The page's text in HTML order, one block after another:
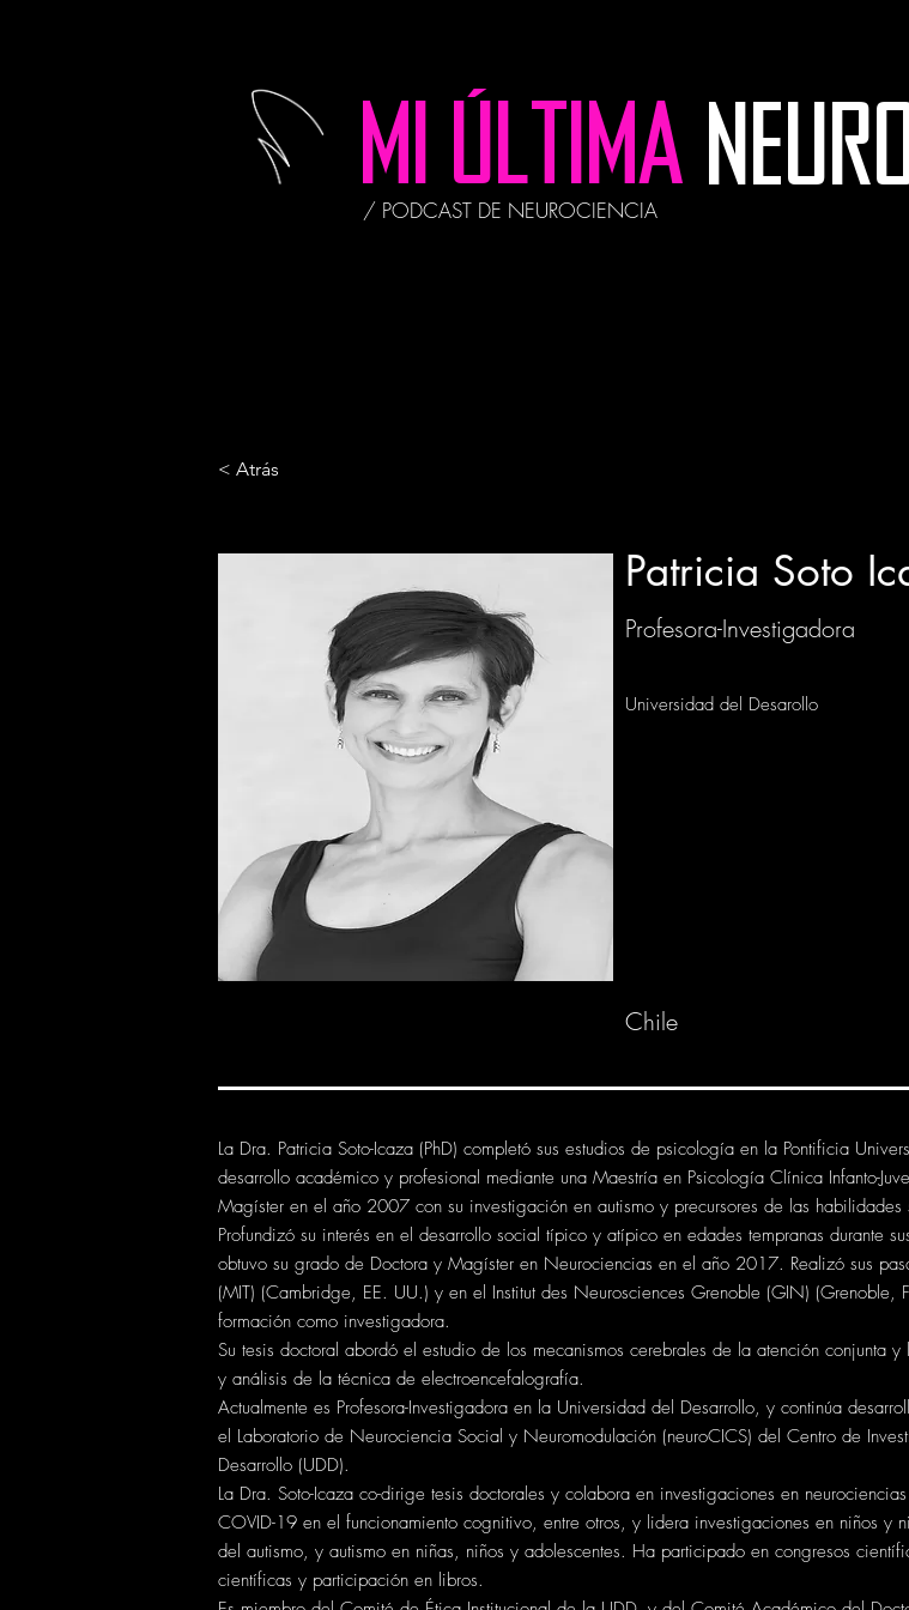
MI ÚLTIMA
/ PODCAST DE NEUROCIENCIA
< Atrás
Patricia Soto
Profesora-Investigadora
Universidad del Desarollo
Chile
La Dra. Patricia Soto-Icaza (PhD) completó sus estudios de psicología en la Pontificia
desarrollo académico y profesional mediante una Maestría en Psicología Clínica Infanto-
Magíster en el año 2007 con su investigación en autismo y precursores de las habilidades
Profundizó su interés en el desarrollo social típico y atípico en edades tempranas durante
obtuvo su grado de Doctora y Magíster en Neurociencias en el año 2017. Realizó sus
(MIT) (Cambridge, EE. UU.) y en el Institut des Neurosciences Grenoble (GIN) (Grenoble,
formación como investigadora.
Su tesis doctoral abordó el estudio de los mecanismos cerebrales de la atención conjunta
y análisis de la técnica de electroencefalografía.
Actualmente es Profesora-Investigadora en la Universidad del Desarrollo, y continúa
el Laboratorio de Neurociencia Social y Neuromodulación (neuroCICS) del Centro de
Desarrollo (UDD).
La Dra. Soto-Icaza co-dirige tesis doctorales y colabora en investigaciones en
COVID-19 en el funcionamiento cognitivo, entre otros, y lidera investigaciones en niños y
del autismo, y autismo en niñas, niños y adolescentes. Ha participado en congresos
científicas y participación en libros.